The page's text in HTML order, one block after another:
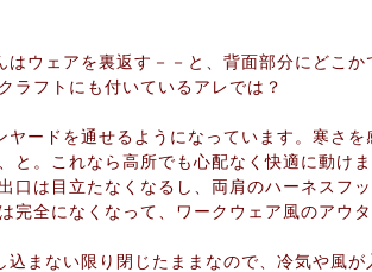
ウェアを裏返す－－と、背面部分にどこか
ラフトにも付いているアレでは？
ヤードを通せるようになっています。寒さ
と。これなら高所でも心配なく快適に動け
口は目立たなくなるし、両肩のハーネスフ
完全になくなって、ワークウェア風のアウタ
込まない限り閉じたままなので、冷気や風